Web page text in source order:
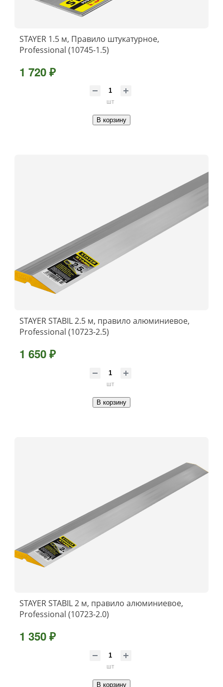
STAYER 1.5 м, Правило штукатурное,
Professional (10745-1.5)
1 720 ₽
шт
В корзину
STAYER STABIL 2.5 м, правило алюминиевое,
Professional (10723-2.5)
1 650 ₽
шт
В корзину
STAYER STABIL 2 м, правило алюминиевое,
Professional (10723-2.0)
1 350 ₽
шт
В корзину